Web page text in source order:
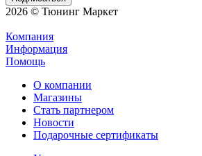
2026 © Тюнинг Маркет
Компания
Информация
Помощь
О компании
Магазины
Стать партнером
Новости
Подарочные сертификаты